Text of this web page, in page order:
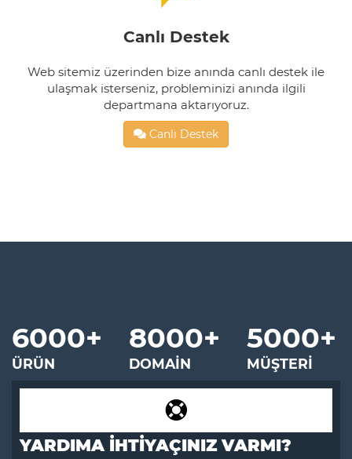
Canlı Destek
Web sitemiz üzerinden bize anında canlı destek ile
ulaşmak isterseniz, probleminizi anında ilgili
departmana aktarıyoruz.
Canlı Destek
6000+
ÜRÜN
8000+
DOMAIN
5000+
MÜŞTERI
YARDIMA IHTIYAÇINIZ VARMI?